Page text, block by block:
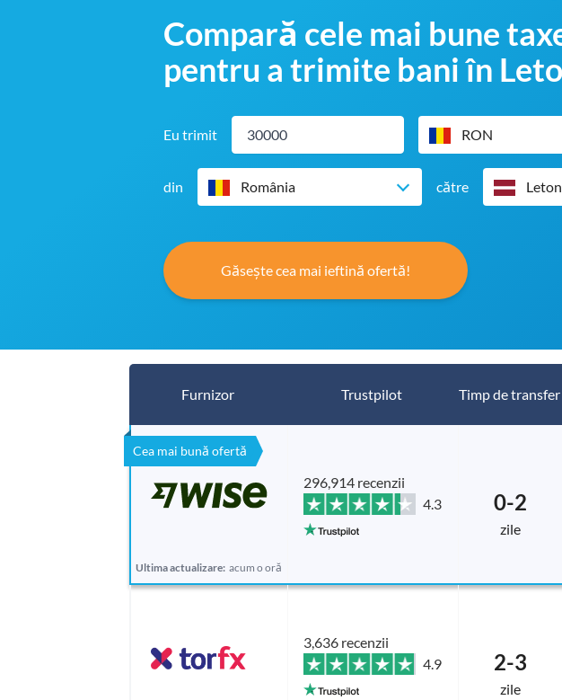
Compară cele mai bune
pentru a trimite bani în
Eu trimit RON
din România către
Găsește cea mai ieftină ofertă!
Furnizor Trustpilot Timp de transfer
Cea mai bună ofertă
Ultima actualizare: acum o oră
296,914 recenzii
4.3
0-2
zile
3,636 recenzii
4.9
2-3
zile